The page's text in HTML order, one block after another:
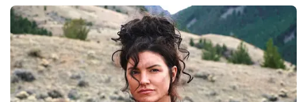
10 Pose Manekin Anti
Mainstream yang Konyol
Banget